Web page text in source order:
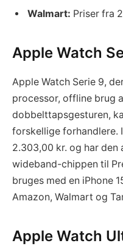
Walmart: Priser fra
Apple Watch
Apple Watch Serie 9,
processor, offline brug
dobbelttapsgesturen,
forskellige forhandlere.
2.303,00 kr. og har
wideband-chippen til
bruges med en iPhone
Amazon, Walmart og
Apple Watch